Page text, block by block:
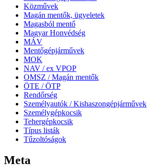
Közművek
Magán mentők, ügyeletek
Magasból mentő
Magyar Honvédség
MÁV
Mentőgépjárművek
MOK
NAV / ex VPOP
OMSZ / Magán mentők
ÖTE / ÖTP
Rendőrség
Személyautók / Kishaszongépjárművek
Személygépkocsik
Tehergépkocsik
Típus listák
Tűzoltóságok
Meta